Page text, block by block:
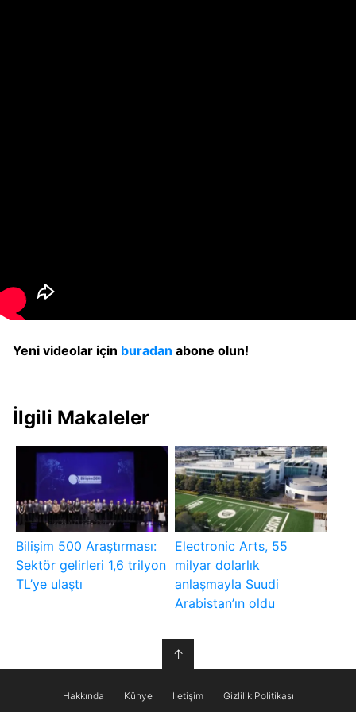
Yeni videolar için buradan abone olun!
İlgili Makaleler
Bilişim 500 Araştırması:
Sektör gelirleri 1,6 trilyon
TL’ye ulaştı
Electronic Arts, 55
milyar dolarlık
anlaşmayla Suudi
Arabistan’ın oldu
↑
Hakkında Künye İletişim Gizlilik Politikası